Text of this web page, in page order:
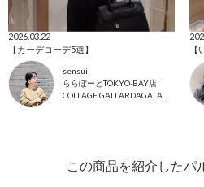
2026.03.22
【カーデコーデ5選】
sensui
ららぽーとTOKYO-BAY店
COLLAGE GALLARDAGALANTE
【
この商品を紹介したパ